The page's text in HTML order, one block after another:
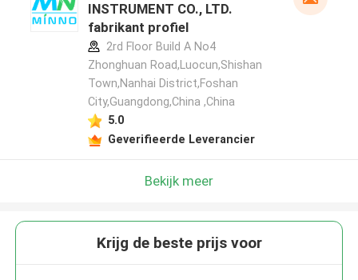
INSTRUMENT CO., LTD.
fabrikant profiel
2rd Floor Build A No4
Zhonghuan Road,Luocun,Shishan
Town,Nanhai District,Foshan
City,Guangdong,China ,China
5.0
Geverifieerde Leverancier
Bekijk meer
Krijg de beste prijs voor